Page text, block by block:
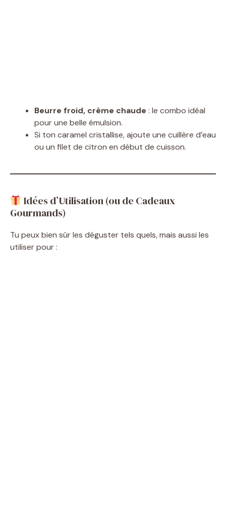
Beurre froid, crème chaude : le combo idéal
pour une belle émulsion.
Si ton caramel cristallise, ajoute une cuillère d’eau
ou un filet de citron en début de cuisson.
Idées d’Utilisation (ou de Cadeaux
Gourmands)
Tu peux bien sûr les déguster tels quels, mais aussi les
utiliser pour :